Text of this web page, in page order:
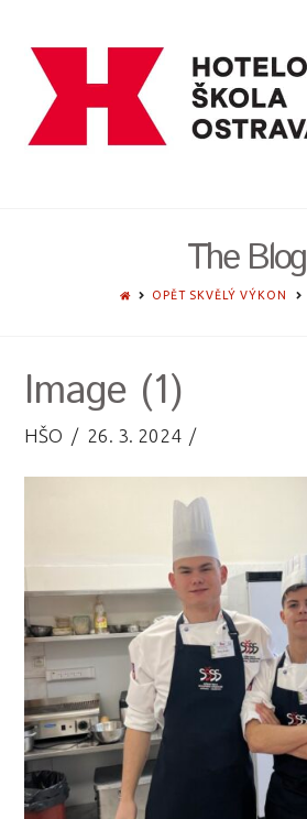
The Blog
HOMEOPĚT SKVĚLÝ VÝKON
Image (1)
HŠO 26. 3. 2024